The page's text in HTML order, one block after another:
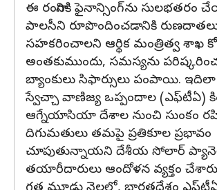
ఈ రంగానికి ఫైనాన్సింగ్‌ను సులభతరం
పాలసీని రూపొందించడానికి
సహకరించాలని ఆర్థిక మంత్రిత్వ శాఖ
అంతకుముందు, సమస్యను
బ్యాంకులు సిఫార్సులు పంపాయి. ఇదిలా
స్వేచ్చా వాణిజ్య ఒప్పందాల (ఎఫ్‌టీఏ)
ఆగ్నేయాసియా దేశాల నుంచి సుంకం
దిగుమతులు తమపై ప్రతికూల ప్రభావం
చూపుతున్నాయని దేశీయ సోలార్
తయారీదారులు ఆందోళన వ్యక్తం